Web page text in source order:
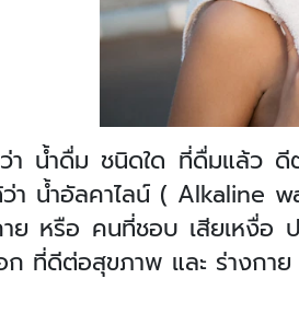
า น้ำดื่ม ชนิดใด ที่ดื่มแล้ว
า น้ำอัลคาไลน์ ( Alkaline
ย หรือ คนที่ชอบ เสียเหงื่อ
ก ที่ดีต่อสุขภาพ และ ร่างกาย